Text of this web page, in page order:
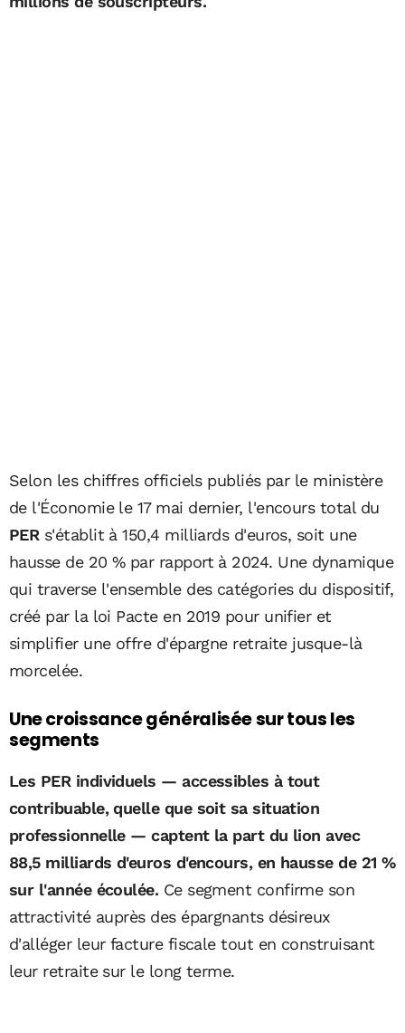
Selon les chiffres officiels publiés par le ministère
de l'Économie le 17 mai dernier, l'encours total du
PER s'établit à 150,4 milliards d'euros, soit une
hausse de 20 % par rapport à 2024. Une dynamique
qui traverse l'ensemble des catégories du dispositif,
créé par la loi Pacte en 2019 pour unifier et
simplifier une offre d'épargne retraite jusque-là
morcelée.
Une croissance généralisée sur tous les
segments
Les PER individuels — accessibles à tout
contribuable, quelle que soit sa situation
professionnelle — captent la part du lion avec
88,5 milliards d'euros d'encours, en hausse de 21 %
sur l'année écoulée. Ce segment confirme son
attractivité auprès des épargnants désireux
d'alléger leur facture fiscale tout en construisant
leur retraite sur le long terme.